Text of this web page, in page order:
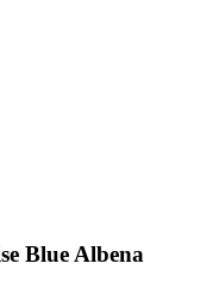
Blue Albena